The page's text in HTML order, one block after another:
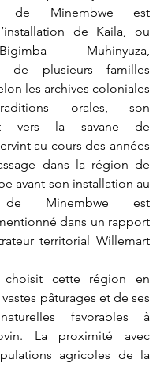
de Minembwe est
de Kaila, ou
Muhinyuza,
de plusieurs familles
les archives coloniales
orales, son
vers la savane de
au cours des années
dans la région de
avant son installation au
de Minembwe est
dans un rapport
territorial Willemart
pâturages et de ses
favorables à
La proximité avec
agricoles de la